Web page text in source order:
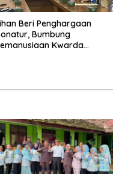
Beri Penghargaan
Bumbung
Kwarda